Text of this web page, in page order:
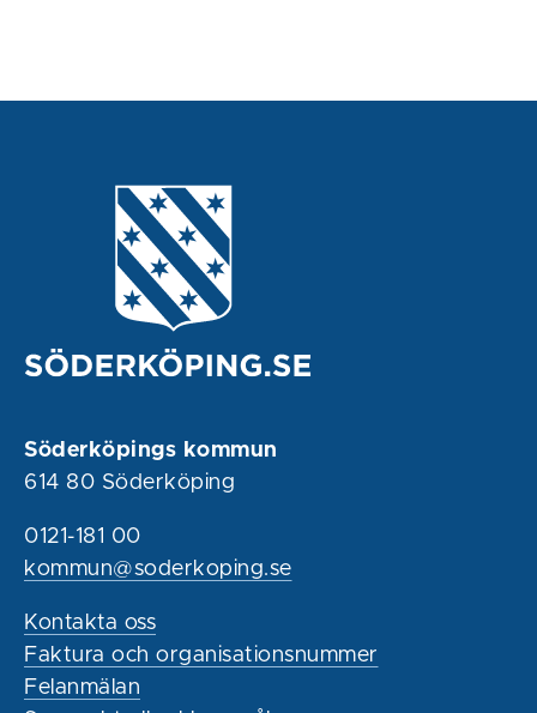
Söderköpings kommun
614 80 Söderköping
0121-181 00
kommun@soderkoping.se
Kontakta oss
Faktura och organisationsnummer
Felanmälan